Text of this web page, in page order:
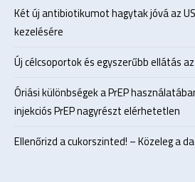
Két új antibiotikumot hagytak jóvá az
kezelésére
Új célcsoportok és egyszerűbb ellátás
Óriási különbségek a PrEP
injekciós PrEP nagyrészt elérhetetlen
Ellenőrizd a cukorszinted! – Közeleg a